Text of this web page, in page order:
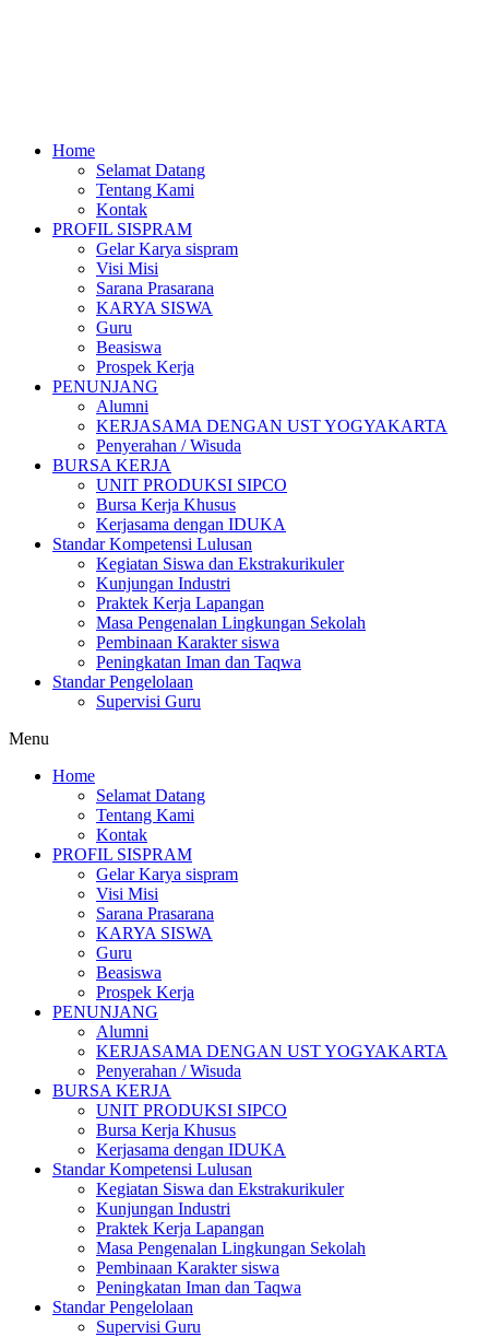
Home
Selamat Datang
Tentang Kami
Kontak
PROFIL SISPRAM
Gelar Karya sispram
Visi Misi
Sarana Prasarana
KARYA SISWA
Guru
Beasiswa
Prospek Kerja
PENUNJANG
Alumni
KERJASAMA DENGAN UST YOGYAKARTA
Penyerahan / Wisuda
BURSA KERJA
UNIT PRODUKSI SIPCO
Bursa Kerja Khusus
Kerjasama dengan IDUKA
Standar Kompetensi Lulusan
Kegiatan Siswa dan Ekstrakurikuler
Kunjungan Industri
Praktek Kerja Lapangan
Masa Pengenalan Lingkungan Sekolah
Pembinaan Karakter siswa
Peningkatan Iman dan Taqwa
Standar Pengelolaan
Supervisi Guru
Menu
Home
Selamat Datang
Tentang Kami
Kontak
PROFIL SISPRAM
Gelar Karya sispram
Visi Misi
Sarana Prasarana
KARYA SISWA
Guru
Beasiswa
Prospek Kerja
PENUNJANG
Alumni
KERJASAMA DENGAN UST YOGYAKARTA
Penyerahan / Wisuda
BURSA KERJA
UNIT PRODUKSI SIPCO
Bursa Kerja Khusus
Kerjasama dengan IDUKA
Standar Kompetensi Lulusan
Kegiatan Siswa dan Ekstrakurikuler
Kunjungan Industri
Praktek Kerja Lapangan
Masa Pengenalan Lingkungan Sekolah
Pembinaan Karakter siswa
Peningkatan Iman dan Taqwa
Standar Pengelolaan
Supervisi Guru